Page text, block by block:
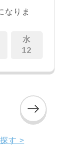
なりま
水
12
す >